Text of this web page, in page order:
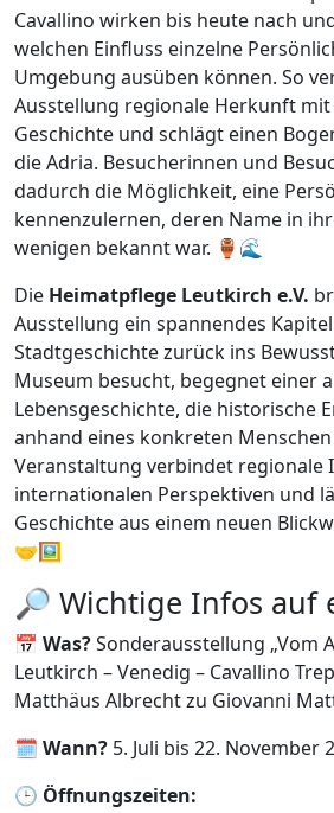
Cavallino wirken bis heute nach
welchen Einfluss einzelne
Umgebung ausüben können. So
Ausstellung regionale Herkunft
Geschichte und schlägt einen
die Adria. Besucherinnen und
dadurch die Möglichkeit, eine
kennenzulernen, deren Name in
wenigen bekannt war. 🏺🌊
Die Heimatpflege Leutkirch e.V.
Ausstellung ein spannendes
Stadtgeschichte zurück ins
Museum besucht, begegnet einer
Lebensgeschichte, die historische
anhand eines konkreten
Veranstaltung verbindet regionale
internationalen Perspektiven und
Geschichte aus einem neuen
🤝🖼️
🔎 Wichtige Infos auf
📅 Was?Sonderausstellung „Vom
Leutkirch – Venedig – Cavallino
Matthäus Albrecht zu Giovanni
🗓️ Wann? 5. Juli bis 22. November
🕒 Öffnungszeiten: